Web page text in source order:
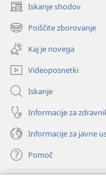
Iskanje shodov
(odpre
novo
okno)
Poiščite zborovanje
(odpre
novo
okno)
Kaj je novega
Videoposnetki
Iskanje
Informacije za
Informacije za javne
Pomoč